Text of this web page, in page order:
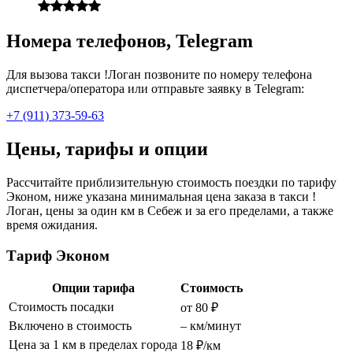
Номера телефонов, Telegram
Для вызова такси !Логан позвоните по номеру телефона
диспетчера/оператора или отправьте заявку в Telegram:
+7 (911) 373-59-63
Цены, тарифы и опции
Рассчитайте приблизительную стоимость поездки по тарифу
Эконом, ниже указана минимальная цена заказа в такси !
Логан, цены за один км в Себеж и за его пределами, а также
время ожидания.
Тариф Эконом
Опции тарифа
Стоимость
Стоимость посадки
от 80 ₽
Включено в стоимость
– км/минут
Цена за 1 км в пределах города 18 ₽/км